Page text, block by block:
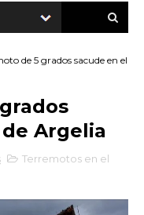
de 5 grados sacude en el
Argelia
Terremotos en el